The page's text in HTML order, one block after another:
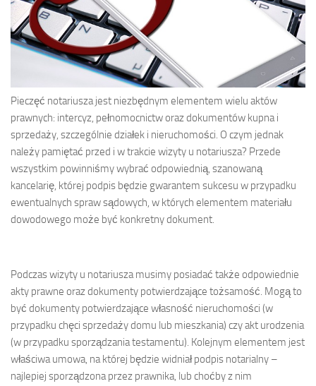
Pieczęć notariusza jest niezbędnym elementem wielu aktów
prawnych: intercyz, pełnomocnictw oraz dokumentów kupna i
sprzedaży, szczególnie działek i nieruchomości. O czym jednak
należy pamiętać przed i w trakcie wizyty u notariusza? Przede
wszystkim powinniśmy wybrać odpowiednią, szanowaną
kancelarię, której podpis będzie gwarantem sukcesu w przypadku
ewentualnych spraw sądowych, w których elementem materiału
dowodowego może być konkretny dokument.
Podczas wizyty u notariusza musimy posiadać także odpowiednie
akty prawne oraz dokumenty potwierdzające tożsamość. Mogą to
być dokumenty potwierdzające własność nieruchomości (w
przypadku chęci sprzedaży domu lub mieszkania) czy akt urodzenia
(w przypadku sporządzania testamentu). Kolejnym elementem jest
właściwa umowa, na której będzie widniał podpis notarialny –
najlepiej sporządzona przez prawnika, lub choćby z nim